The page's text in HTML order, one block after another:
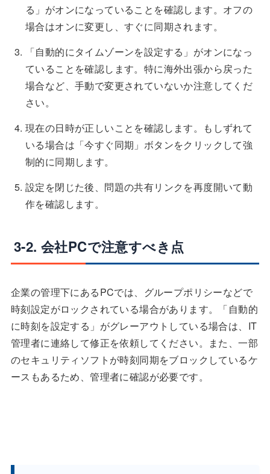
る」がオンになっていることを確認します。オフの
場合はオンに変更し、すぐに同期されます。
「自動的にタイムゾーンを設定する」がオンになっ
ていることを確認します。特に海外出張から戻った
場合など、手動で変更されていないか注意してくだ
さい。
現在の日時が正しいことを確認します。もしずれて
いる場合は「今すぐ同期」ボタンをクリックして強
制的に同期します。
設定を閉じた後、問題の共有リンクを再度開いて動
作を確認します。
3-2. 会社PCで注意すべき点
企業の管理下にあるPCでは、グループポリシーなどで
時刻設定がロックされている場合があります。「自動的
に時刻を設定する」がグレーアウトしている場合は、IT
管理者に連絡して修正を依頼してください。また、一部
のセキュリティソフトが時刻同期をブロックしているケ
ースもあるため、管理者に確認が必要です。